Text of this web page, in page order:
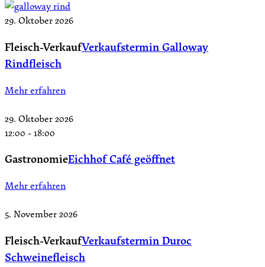
29. Oktober 2026
Fleisch-VerkaufVerkaufstermin Galloway
Rindfleisch
Mehr erfahren
29. Oktober 2026
12:00 -18:00
GastronomieEichhof Café geöffnet
Mehr erfahren
5. November 2026
Fleisch-VerkaufVerkaufstermin Duroc
Schweinefleisch